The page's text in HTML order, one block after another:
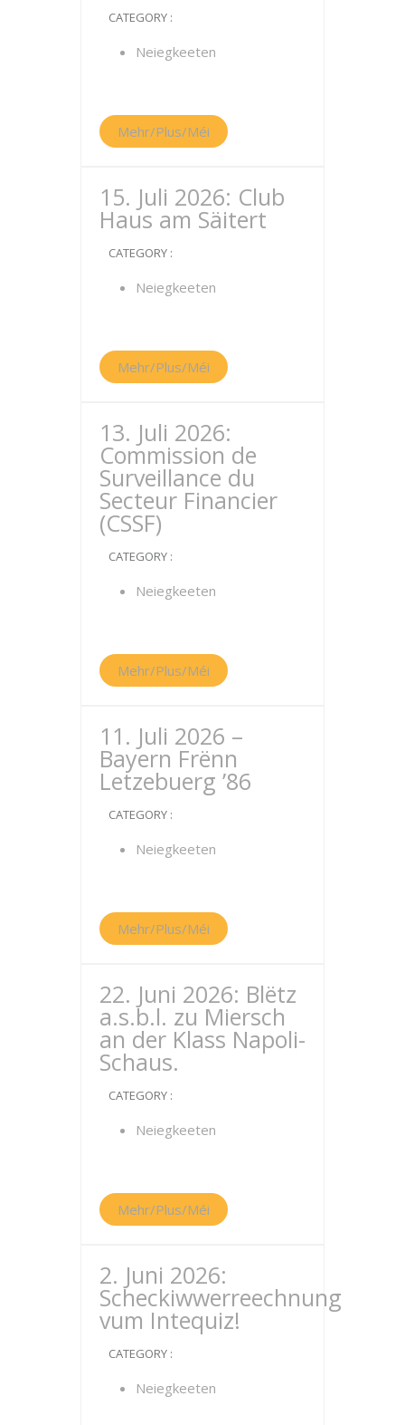
CATEGORY :
Neiegkeeten
Mehr/Plus/Méi
15. Juli 2026: Club
Haus am Säitert
CATEGORY :
Neiegkeeten
Mehr/Plus/Méi
13. Juli 2026:
Commission de
Surveillance du
Secteur Financier
(CSSF)
CATEGORY :
Neiegkeeten
Mehr/Plus/Méi
11. Juli 2026 –
Bayern Frënn
Letzebuerg ’86
CATEGORY :
Neiegkeeten
Mehr/Plus/Méi
22. Juni 2026: Blëtz
a.s.b.l. zu Miersch
an der Klass Napoli-
Schaus.
CATEGORY :
Neiegkeeten
Mehr/Plus/Méi
2. Juni 2026:
Scheckiwwerreechnung
vum Intequiz!
CATEGORY :
Neiegkeeten